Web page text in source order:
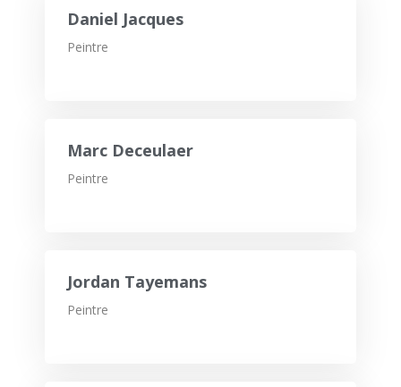
Daniel Jacques
Peintre
Marc Deceulaer
Peintre
Jordan Tayemans
Peintre